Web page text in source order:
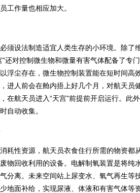
工作量也相应加大。
须设法制造适宜人类生存的小环境。除了
还对控制微生物和微量有害气体配备了专
浮尘存在，微生物控制装置能在短时间高
进人前会在舱内捂上好几个月，对航天员
在航天员进入“天宫”前提前开启运行。此
自动收集。
耗性资源，航天员衣食住行所需的物资都
物回收利用的设备。电解制氧装置是将纯
分离。未来空间站上尿变水、氧气再生等
地面补给，实现尿液、体液和有害气体等